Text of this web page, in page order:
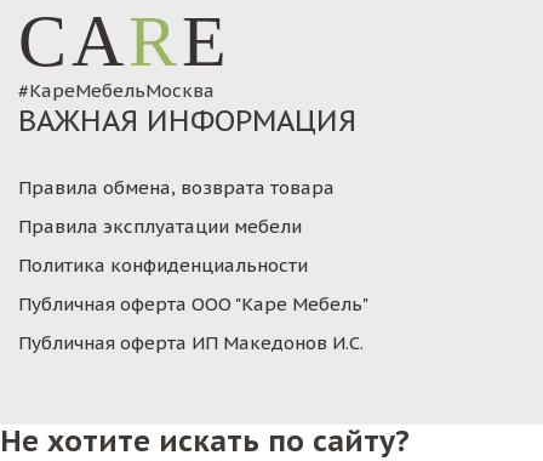
CARE
#КареМебельМосква
ВАЖНАЯ ИНФОРМАЦИЯ
Правила обмена, возврата товара
Правила эксплуатации мебели
Политика конфиденциальности
Публичная оферта ООО "Каре Мебель"
Публичная оферта ИП Македонов И.С.
Не хотите искать по сайту?